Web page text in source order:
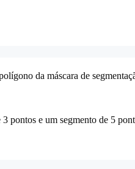
da máscara de
pontos e um segmento de 5